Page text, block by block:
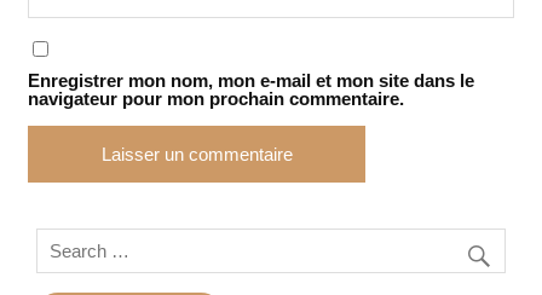
Enregistrer mon nom, mon e-mail et mon site dans le
navigateur pour mon prochain commentaire.